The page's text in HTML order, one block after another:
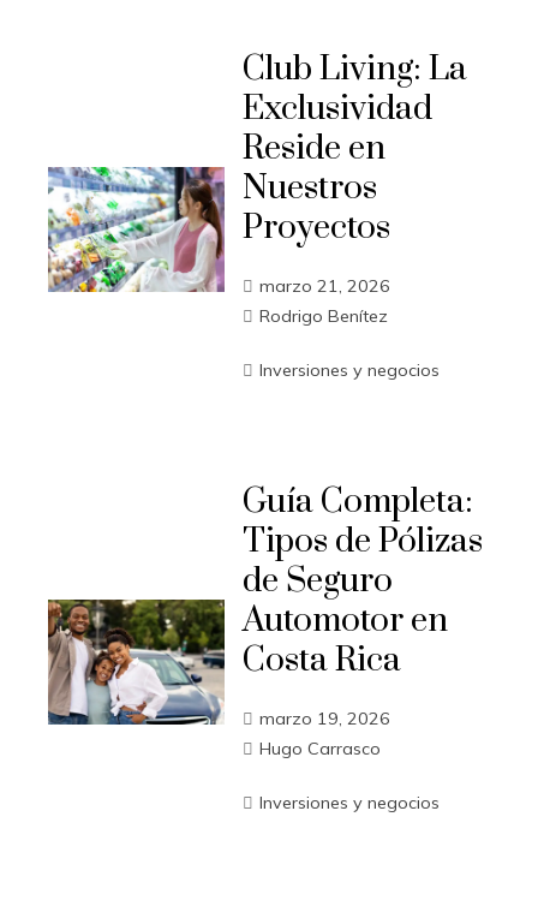
Club Living: La
Exclusividad
Reside en
Nuestros
Proyectos
marzo 21, 2026
Rodrigo Benítez
Inversiones y negocios
Guía Completa:
Tipos de Pólizas
de Seguro
Automotor en
Costa Rica
marzo 19, 2026
Hugo Carrasco
Inversiones y negocios